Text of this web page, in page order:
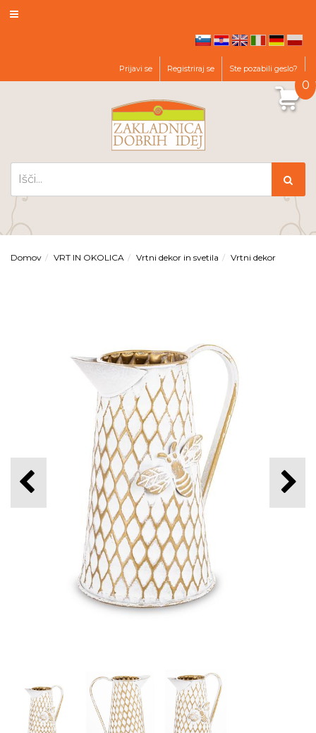
de pl
Prijavi se Registriraj se Ste pozabili geslo?
0
Domov VRT IN OKOLICA Vrtni dekor in svetila Vrtni dekor